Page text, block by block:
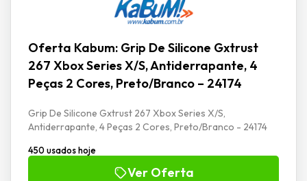
Oferta Kabum: Grip De Silicone Gxtrust
267 Xbox Series X/S, Antiderrapante, 4
Peças 2 Cores, Preto/Branco – 24174
Grip De Silicone Gxtrust 267 Xbox Series X/S,
Antiderrapante, 4 Peças 2 Cores, Preto/Branco - 24174
450 usados hoje
Ver Oferta